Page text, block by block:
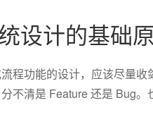
设计的基础
程功能的设计，应该尽量
不清是 Feature 还是 Bug